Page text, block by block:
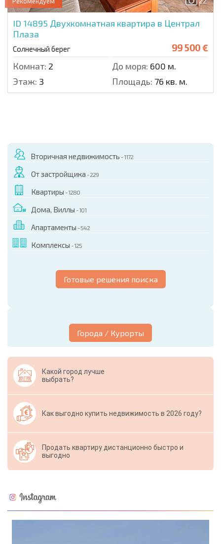
ID 14895 Двухкомнатная квартира в Централ
Плаза
Солнечный берег 99 500 €
Комнат: 2 До моря: 600 м.
Этаж: 3 Площадь: 76 кв. м.
Вторичная недвижимость - 1172
От застройщика - 229
Квартиры - 1280
Дома, Виллы - 101
Апартаменты - 542
Комплексы - 125
Готовые решения поиска
Города / Курорты
Какой город лучше
выбрать?
Как выгодно купить недвижимость в 2026 году?
Продать квартиру дистанционно быстро и
выгодно